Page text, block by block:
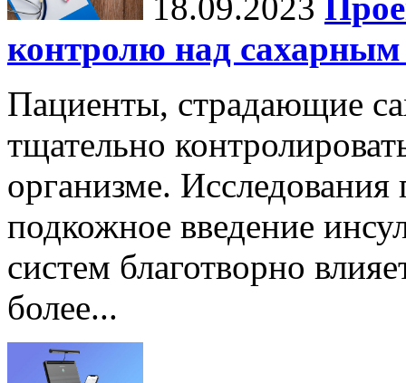
18.09.2023
контролю над
Пациенты, страдающие
тщательно
организме.
подкожное введение
систем благотворно
более...